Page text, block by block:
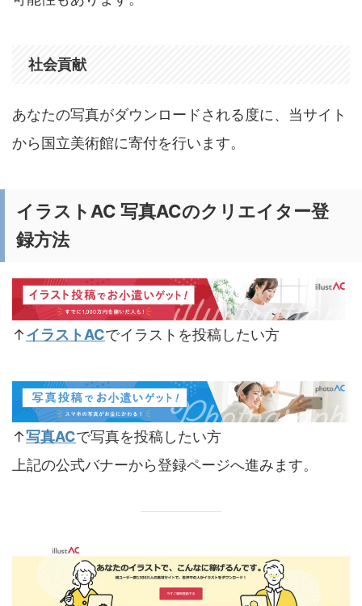
社会貢献
あなたの写真がダウンロードされる度に、当サイト
から国立美術館に寄付を行います。
イラストAC 写真ACのクリエイター登
録方法
↑イラストACでイラストを投稿したい方
↑写真ACで写真を投稿したい方
上記の公式バナーから登録ページへ進みます。